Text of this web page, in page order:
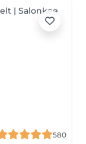
580